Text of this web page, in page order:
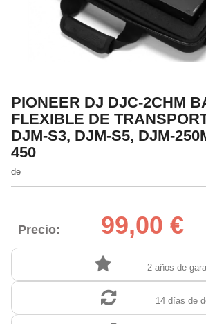
PIONEER DJ DJC-2CHM
FLEXIBLE DE
DJM-S3, DJM-S5, DJM-
450
de
Precio: 99,00 €
2 años de
14 días de